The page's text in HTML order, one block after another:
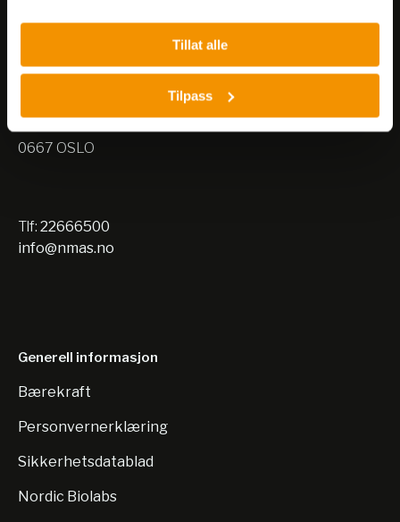
Tillat alle
Tilpass
Nils Hansens vei 8
0667 OSLO
Tlf: 22666500
info@nmas.no
Generell informasjon
Bærekraft
Personvernerklæring
Sikkerhetsdatablad
Nordic Biolabs